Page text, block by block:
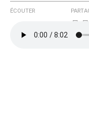
ÉCOUTER